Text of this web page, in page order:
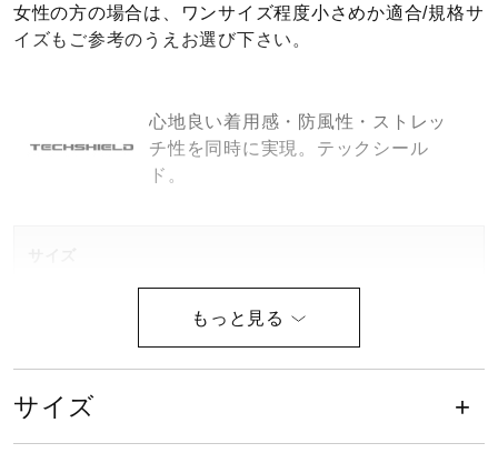
健康／エクササイズ
メディカル
セール
女性の方の場合は、ワンサイズ程度小さめか適合/規格サ
イズもご参考のうえお選び下さい。
心地良い着用感・防風性・ストレッ
チ性を同時に実現。テックシール
ド。
S、M、L、O、XO、2XO
カラー
サイズ